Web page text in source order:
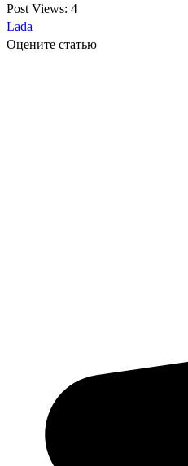
Post Views: 4
Lada
Оцените статью